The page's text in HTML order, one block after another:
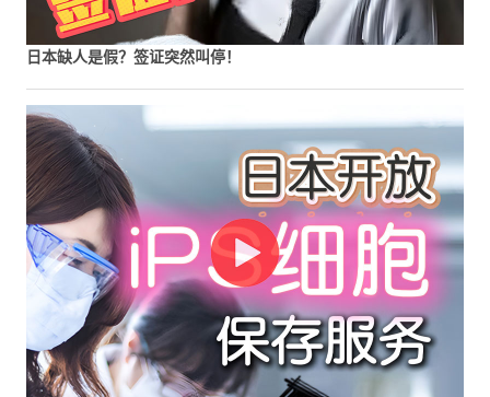
日本缺人是假？签证突然叫停！